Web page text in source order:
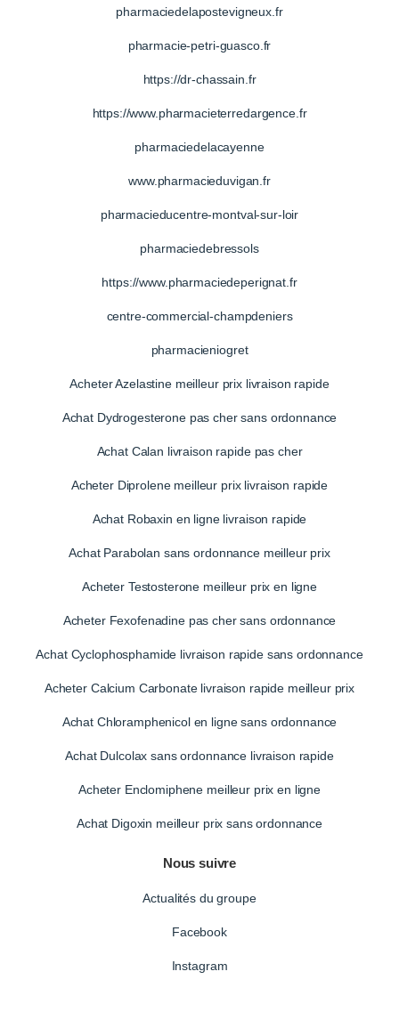
pharmaciedelapostevigneux.fr
pharmacie-petri-guasco.fr
https://dr-chassain.fr
https://www.pharmacieterredargence.fr
pharmaciedelacayenne
www.pharmacieduvigan.fr
pharmacieducentre-montval-sur-loir
pharmaciedebressols
https://www.pharmaciedeperignat.fr
centre-commercial-champdeniers
pharmacieniogret
Acheter Azelastine meilleur prix livraison rapide
Achat Dydrogesterone pas cher sans ordonnance
Achat Calan livraison rapide pas cher
Acheter Diprolene meilleur prix livraison rapide
Achat Robaxin en ligne livraison rapide
Achat Parabolan sans ordonnance meilleur prix
Acheter Testosterone meilleur prix en ligne
Acheter Fexofenadine pas cher sans ordonnance
Achat Cyclophosphamide livraison rapide sans ordonnance
Acheter Calcium Carbonate livraison rapide meilleur prix
Achat Chloramphenicol en ligne sans ordonnance
Achat Dulcolax sans ordonnance livraison rapide
Acheter Enclomiphene meilleur prix en ligne
Achat Digoxin meilleur prix sans ordonnance
Nous suivre
Actualités du groupe
Facebook
Instagram